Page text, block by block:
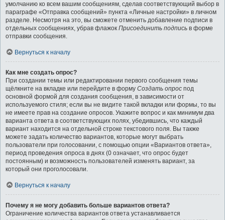
умолчанию ко всем вашим сообщениям, сделав соответствующий выбор в
параграфе «Отправка сообщений» пункта «Личные настройки» в личном
разделе. Несмотря на это, вы сможете отменить добавление подписи в
отдельных сообщениях, убрав флажок Присоединить подпись в форме
отправки сообщения.
Вернуться к началу
Как мне создать опрос?
При создании темы или редактировании первого сообщения темы
щёлкните на вкладке или перейдите в форму Создать опрос под
основной формой для создания сообщения, в зависимости от
используемого стиля; если вы не видите такой вкладки или формы, то вы
не имеете прав на создание опросов. Укажите вопрос и как минимум два
варианта ответа в соответствующих полях, убедившись, что каждый
вариант находится на отдельной строке текстового поля. Вы также
можете задать количество вариантов, которые могут выбрать
пользователи при голосовании, с помощью опции «Вариантов ответа»,
период проведения опроса в днях (0 означает, что опрос будет
постоянным) и возможность пользователей изменять вариант, за
который они проголосовали.
Вернуться к началу
Почему я не могу добавить больше вариантов ответа?
Ограничение количества вариантов ответа устанавливается